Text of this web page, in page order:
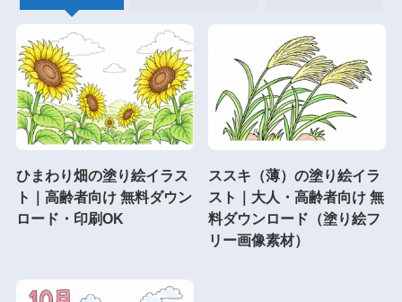
ひまわり畑の塗り絵イラス
ト｜高齢者向け 無料ダウン
ロード・印刷OK
ススキ（薄）の塗り絵イラ
スト｜大人・高齢者向け 無
料ダウンロード（塗り絵フ
リー画像素材）